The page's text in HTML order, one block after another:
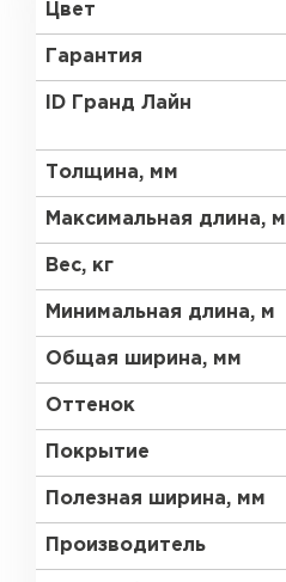
Цвет
Гарантия
ID Гранд Лайн
Толщина, мм
Максимальная длина, м
Вес, кг
Минимальная длина, м
Общая ширина, мм
Оттенок
Покрытие
Полезная ширина, мм
Производитель